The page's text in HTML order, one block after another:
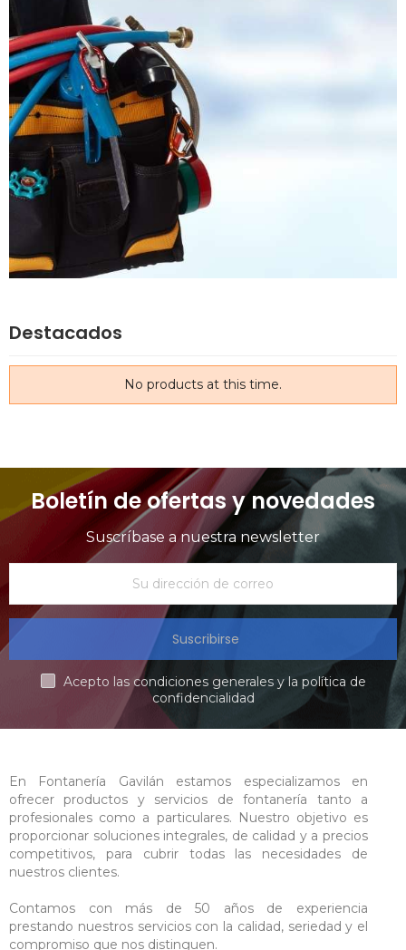
Destacados
No products at this time.
Boletín de ofertas y novedades
Suscríbase a nuestra newsletter
Suscribirse
Acepto las condiciones generales y la política de
confidencialidad
En Fontanería Gavilán estamos especializamos en
ofrecer productos y servicios de fontanería tanto a
profesionales como a particulares. Nuestro objetivo es
proporcionar soluciones integrales, de calidad y a precios
competitivos, para cubrir todas las necesidades de
nuestros clientes.
Contamos con más de 50 años de experiencia
prestando nuestros servicios con la calidad, seriedad y el
compromiso que nos distinguen.